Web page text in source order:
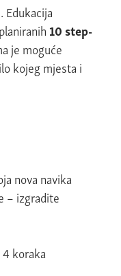
Edukacija
10 step-
je moguće
kojeg mjesta i
nova navika
– izgradite
koraka